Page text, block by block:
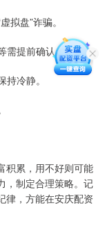
拟盘”诈骗。
需提前确认。
冷静。
积累，用不好则可能
，制定合理策略。记
律，方能在安庆配资